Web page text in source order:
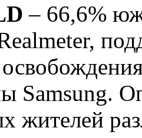
– 66,6%
Samsung.
жителей